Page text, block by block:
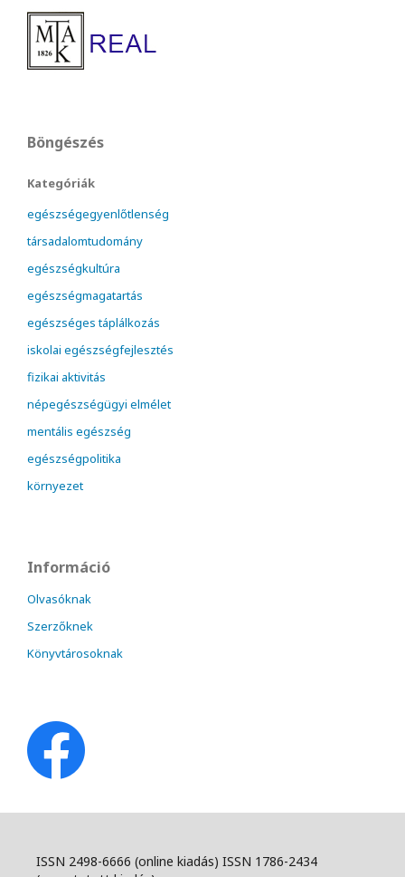
Böngészés
Kategóriák
egészségegyenlőtlenség
társadalomtudomány
egészségkultúra
egészségmagatartás
egészséges táplálkozás
iskolai egészségfejlesztés
fizikai aktivitás
népegészségügyi elmélet
mentális egészség
egészségpolitika
környezet
Információ
Olvasóknak
Szerzőknek
Könyvtárosoknak
ISSN 2498-6666 (online kiadás) ISSN 1786-2434